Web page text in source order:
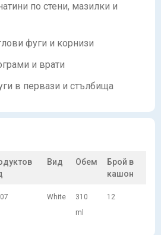
по стени, мазилки и
фуги и корнизи
и врати
в первази и стълбища
Вид Обем
Брой в
кашон
White
310
ml
12